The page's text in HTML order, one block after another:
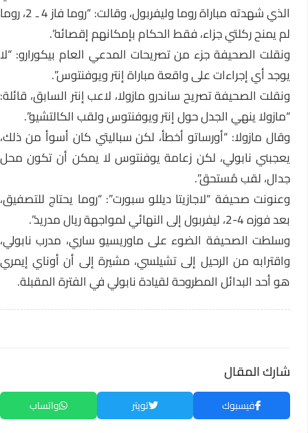
الذي شهدته مباراة روما وليفربول، وقالت: “روما فاز 4 ـ 2، روما
لم يمنح ركلتي جزاء، فقط الحكام بإمكانهم إقصائه”.
ونقلت الصحيفة جزء من تصريحات المدعي العام بيكورارو: “لا
يوجد أي إجراءات على واقعة مباراة إنتر ويوفنتوس”.
ونقلت الصحيفة تصريح ساندرو مازولا، لاعب إنتر السابق، قائلة:
“مازولا ينهي الجدل حول إنتر ويوفنتوس ولقب الكالتشيو”.
وقال مازولا: “أورساتو أخطأ، لكن سباليتي كان أسوأ من ذلك،
يعجبني نابولي، لكن زعامة يوفنتوس لا يمكن أن تكون محل
جدال، لقب مُستحق”.
وعنونت صحيفة “لاجازيتا ديللو سبورت”: “روما يحتاج للتصفيق،
بعد فوزه 4-2، ليفربول إلى النهائي لمواجهة ريال مدريد”.
وسلطت الصحيفة الضوء على ماوريسيو ساري، مدرب نابولي،
واقترابه من الرحيل إلى تشيلسي، مشيرة إلى أن أوناي إيمري
هو أحد البدائل المطروحة لقيادة نابولي في الفترة المقبلة.
شارك المقال
فيسبوك تويتر واتساب